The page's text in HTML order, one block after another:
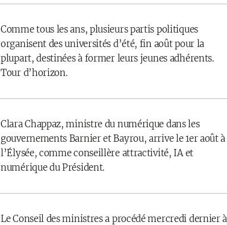
Comme tous les ans, plusieurs partis politiques
organisent des universités d’été, fin août pour la
plupart, destinées à former leurs jeunes adhérents.
Tour d’horizon.
Clara Chappaz, ministre du numérique dans les
gouvernements Barnier et Bayrou, arrive le 1er août à
l’Élysée, comme conseillère attractivité, IA et
numérique du Président.
Le Conseil des ministres a procédé mercredi dernier à